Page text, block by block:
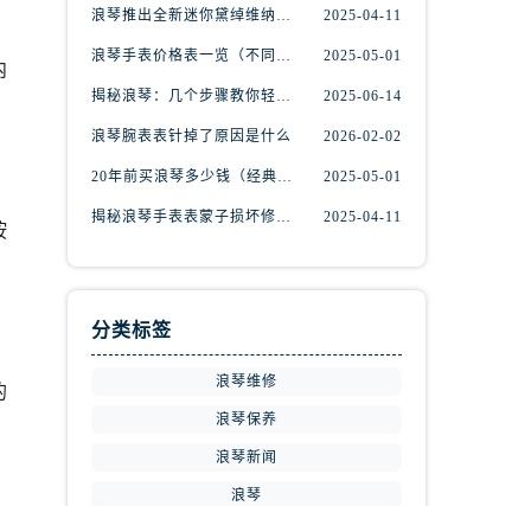
浪琴推出全新迷你黛绰维纳系列间金腕表 2025-04-11
浪琴手表价格表一览（不同系列与款式的价格区间） 2025-05-01
揭秘浪琴：几个步骤教你轻松辨别真伪 2025-06-14
浪琴腕表表针掉了原因是什么 2026-02-02
20年前买浪琴多少钱（经典名表的市场价值回顾） 2025-05-01
揭秘浪琴手表表蒙子损坏修复秘籍，轻松重获透明之美！ 2025-04-11
分类标签
浪琴维修
浪琴保养
浪琴新闻
浪琴